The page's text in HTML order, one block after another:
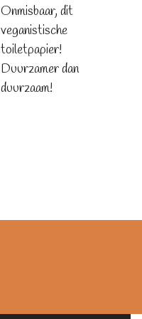
Onmisbaar, dit
veganistische
toiletpapier!
Duurzamer dan
duurzaam!